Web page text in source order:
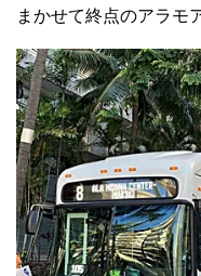
まかせて終点のアラモ